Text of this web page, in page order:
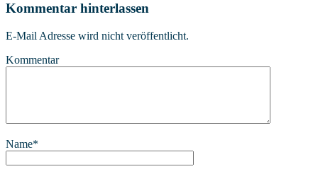
Kommentar hinterlassen
E-Mail Adresse wird nicht veröffentlicht.
Kommentar
Name*